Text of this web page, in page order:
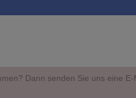
Dann senden Sie uns eine